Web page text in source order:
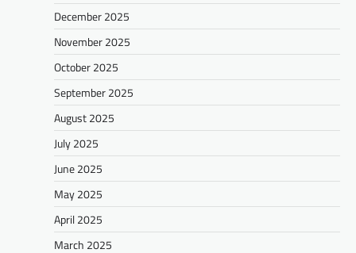
December 2025
November 2025
October 2025
September 2025
August 2025
July 2025
June 2025
May 2025
April 2025
March 2025